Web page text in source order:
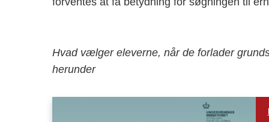
Hvad vælger eleverne, når de forlader
herunder